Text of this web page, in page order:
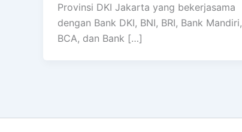
Provinsi DKI Jakarta yang bekerjasama
dengan Bank DKI, BNI, BRI, Bank Mandiri,
BCA, dan Bank […]